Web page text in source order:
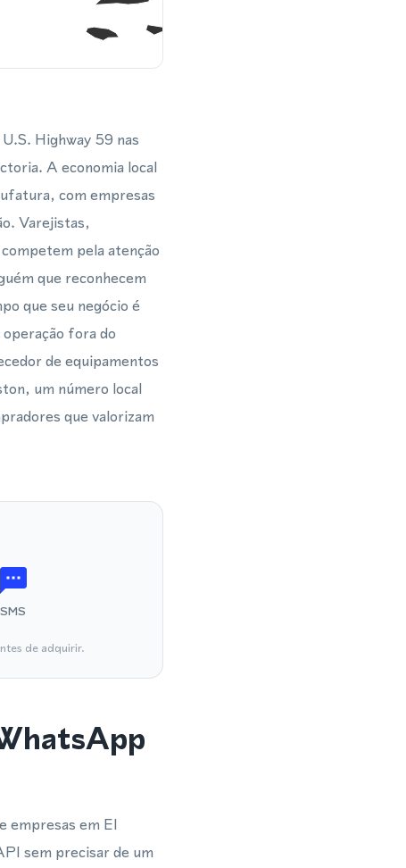
Highway 59 nas
A economia local
com empresas
Varejistas,
pela atenção
que reconhecem
que seu negócio é
fora do
de equipamentos
um número local
que valorizam
SMS
de adquirir.
empresas em El
sem precisar de um